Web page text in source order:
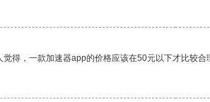
得，一款加速器app的价格应该在50元以下才比较合